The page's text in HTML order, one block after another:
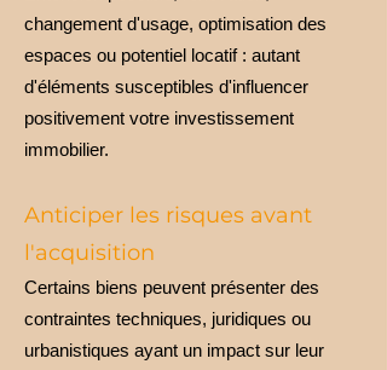
changement d'usage, optimisation des
espaces ou potentiel locatif : autant
d'éléments susceptibles d'influencer
positivement votre investissement
immobilier.
Anticiper les risques avant
l'acquisition
Certains biens peuvent présenter des
contraintes techniques, juridiques ou
urbanistiques ayant un impact sur leur